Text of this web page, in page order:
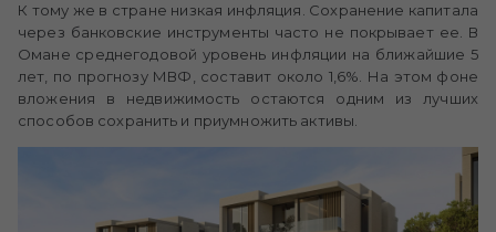
К тому же в стране низкая инфляция. Сохранение капитала
через банковские инструменты часто не покрывает ее. В
Омане среднегодовой уровень инфляции на ближайшие 5
лет, по прогнозу МВФ, составит около 1,6%. На этом фоне
вложения в недвижимость остаются одним из лучших
способов сохранить и приумножить активы.